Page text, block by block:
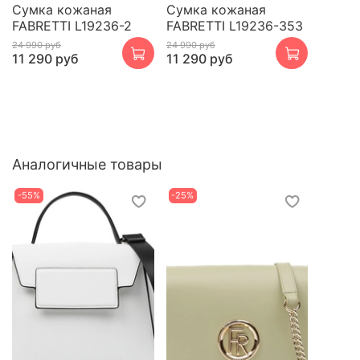
Сумка кожаная
FABRETTI L19236-2
24 990 руб
11 290 руб
Сумка кожаная
FABRETTI L19236-353
24 990 руб
11 290 руб
Аналогичные товары
-55% -25%